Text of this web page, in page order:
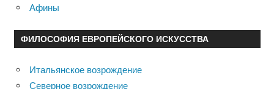
Афины
ФИЛОСОФИЯ ЕВРОПЕЙСКОГО ИСКУССТВА
Итальянское возрождение
Северное возрождение